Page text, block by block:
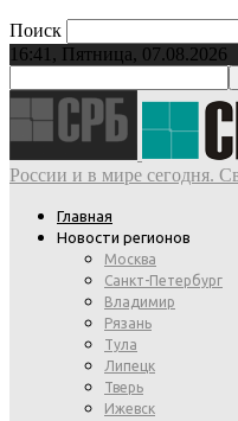
Поиск
16:41, Пятница, 07.08.2026
России и в мире сегодня.
Главная
Новости регионов
Москва
Санкт-Петербург
Владимир
Рязань
Тула
Липецк
Тверь
Ижевск